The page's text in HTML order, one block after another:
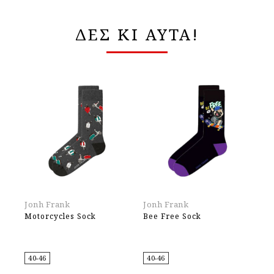
ΔΕΣ ΚΙ ΑΥΤΑ!
Jonh Frank
Motorcycles Sock
40-46
Jonh Frank
Bee Free Sock
40-46